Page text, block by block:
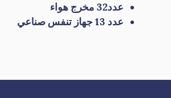
عدد32 مخرج هواء
عدد 13 جهاز تنفس صناعي